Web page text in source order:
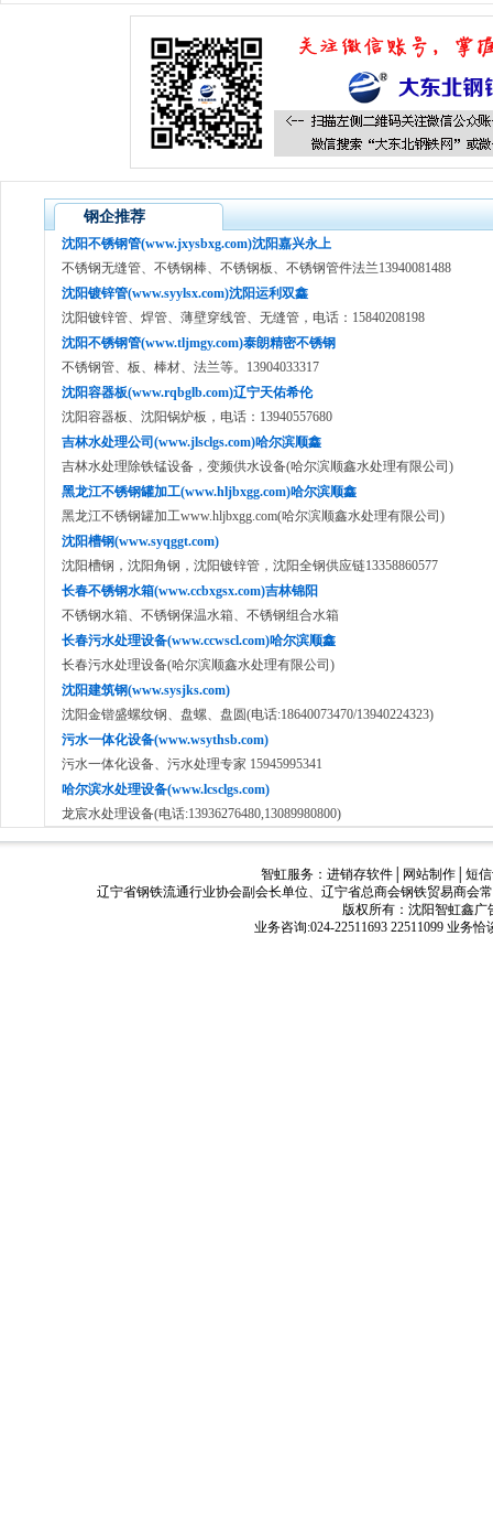
钢企推荐
沈阳不锈钢管(www.jxysbxg.com)沈阳嘉兴永上
不锈钢无缝管、不锈钢棒、不锈钢板、不锈钢管件法兰13940081488
沈阳镀锌管(www.syylsx.com)沈阳运利双鑫
沈阳镀锌管、焊管、薄壁穿线管、无缝管，电话：15840208198
沈阳不锈钢管(www.tljmgy.com)泰朗精密不锈钢
不锈钢管、板、棒材、法兰等。13904033317
沈阳容器板(www.rqbglb.com)辽宁天佑希伦
沈阳容器板、沈阳锅炉板，电话：13940557680
吉林水处理公司(www.jlsclgs.com)哈尔滨顺鑫
吉林水处理除铁锰设备，变频供水设备(哈尔滨顺鑫水处理有限公司)
黑龙江不锈钢罐加工(www.hljbxgg.com)哈尔滨顺鑫
黑龙江不锈钢罐加工www.hljbxgg.com(哈尔滨顺鑫水处理有限公司)
沈阳槽钢(www.syqggt.com)
沈阳槽钢，沈阳角钢，沈阳镀锌管，沈阳全钢供应链13358860577
长春不锈钢水箱(www.ccbxgsx.com)吉林锦阳
不锈钢水箱、不锈钢保温水箱、不锈钢组合水箱
长春污水处理设备(www.ccwscl.com)哈尔滨顺鑫
长春污水处理设备(哈尔滨顺鑫水处理有限公司)
沈阳建筑钢(www.sysjks.com)
沈阳金锴盛螺纹钢、盘螺、盘圆(电话:18640073470/13940224323)
污水一体化设备(www.wsythsb.com)
污水一体化设备、污水处理专家 15945995341
哈尔滨水处理设备(www.lcsclgs.com)
龙宸水处理设备(电话:13936276480,13089980800)
智虹服务：进销存软件 网站制作 │短
辽宁省钢铁流通行业协会副会长单位、辽宁省总商会钢铁贸易商会
版权所有：沈阳智虹鑫广
业务咨询:024-22511693 22511099 业务